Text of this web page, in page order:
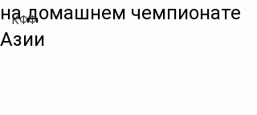
КФФ
на домашнем чемпионате
Азии